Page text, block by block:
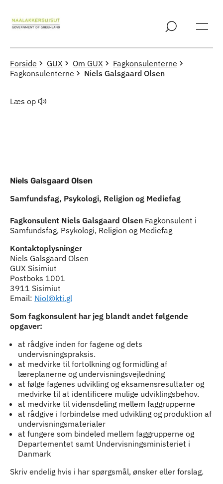
Forside GUX Om GUX
Fagkonsulenterne
Fagkonsulenterne
Niels Galsgaard Olsen
Læs op
Niels Galsgaard Olsen
Samfundsfag, Psykologi, Religion og Mediefag
Fagkonsulent Niels Galsgaard Olsen Fagkonsulent i
Samfundsfag, Psykologi, Religion og Mediefag
Kontaktoplysninger
Niels Galsgaard Olsen
GUX Sisimiut
Postboks 1001
3911 Sisimiut
Email: Niol@kti.gl
Som fagkonsulent har jeg blandt andet følgende
opgaver:
at rådgive inden for fagene og dets
undervisningspraksis.
at medvirke til fortolkning og formidling af
læreplanerne og undervisningsvejledning
at følge fagenes udvikling og eksamensresultater og
medvirke til at identificere mulige udviklingsbehov.
at medvirke til vidensdeling mellem faggrupperne
at rådgive i forbindelse med udvikling og produktion af
undervisningsmaterialer
at fungere som bindeled mellem faggrupperne og
Departementet samt Undervisningsministeriet i
Danmark
Skriv endelig hvis i har spørgsmål, ønsker eller forslag.